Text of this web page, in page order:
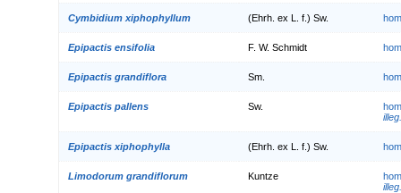
Cymbidium xiphophyllum (Ehrh. ex L. f.) Sw.
Epipactis ensifolia F. W. Schmidt
Epipactis grandiflora Sm.
Epipactis pallens Sw.
illeg.
Epipactis xiphophylla (Ehrh. ex L. f.) Sw.
Limodorum grandiflorum Kuntze
illeg.